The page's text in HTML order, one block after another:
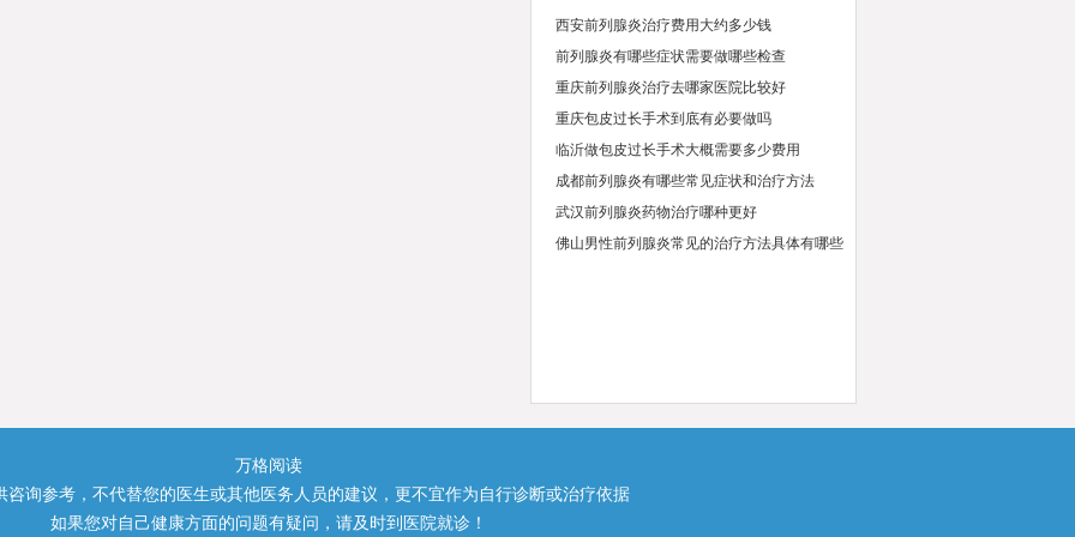
西安前列腺炎治疗费用大约多少钱
前列腺炎有哪些症状需要做哪些检查
重庆前列腺炎治疗去哪家医院比较好
重庆包皮过长手术到底有必要做吗
临沂做包皮过长手术大概需要多少费用
成都前列腺炎有哪些常见症状和治疗方法
武汉前列腺炎药物治疗哪种更好
佛山男性前列腺炎常见的治疗方法具体有哪些
万格阅读
咨询参考，不代替您的医生或其他医务人员的建议，更不宜作为自行诊断或治疗依据
如果您对自己健康方面的问题有疑问，请及时到医院就诊！